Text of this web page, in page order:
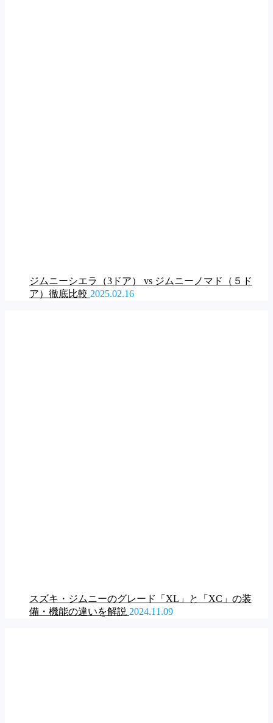
ジムニーシエラ（3ドア） vs ジムニーノマド（５ド
ア）徹底比較 2025.02.16
スズキ・ジムニーのグレード「XL」と「XC」の装
備・機能の違いを解説 2024.11.09